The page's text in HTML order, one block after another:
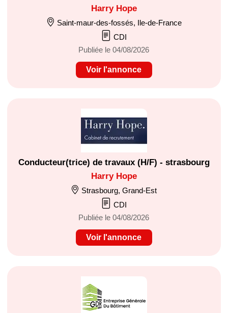
Harry Hope
Saint-maur-des-fossés, Ile-de-France
CDI
Publiée le 04/08/2026
Voir l'annonce
Conducteur(trice) de travaux (H/F) - strasbourg
Harry Hope
Strasbourg, Grand-Est
CDI
Publiée le 04/08/2026
Voir l'annonce